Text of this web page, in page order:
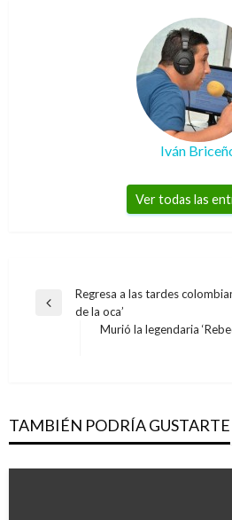
Iván
Ver todas las
Navegación
Entrada
Regresa a las tardes
de la oca’
Murió la legendaria
TAMBIÉN PODRÍA GUSTARTE